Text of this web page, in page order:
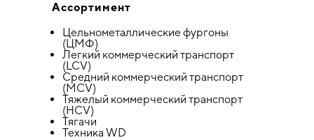
Ассортимент
Цельнометаллические фургоны
(ЦМФ)
Легкий коммерческий транспорт
(LCV)
Средний коммерческий транспорт
(MCV)
Тяжелый коммерческий транспорт
(HCV)
Тягачи
Техника WD